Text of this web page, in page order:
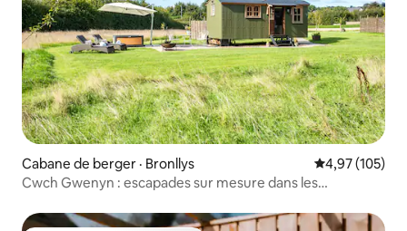
Cabane de berger · Bronllys Note
4,97 (105)
Cwch Gwenyn : escapades sur mesure dans les